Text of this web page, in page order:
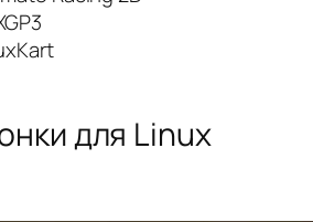
для Linux